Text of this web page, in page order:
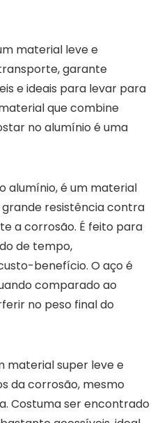
material leve e
garante
e ideais para levar para
que combine
no alumínio é uma
alumínio, é um material
resistência contra
a corrosão. É feito para
de tempo,
benefício. O aço é
comparado ao
no peso final do
material super leve e
da corrosão, mesmo
Costuma ser encontrado